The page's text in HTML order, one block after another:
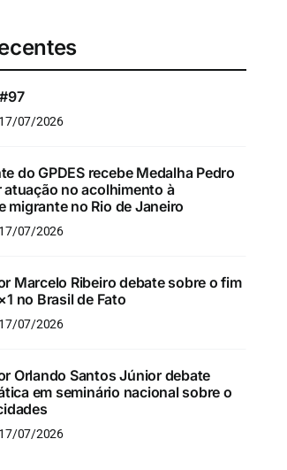
07/2026
do GPDES recebe Medalha Pedro
atuação no acolhimento à
migrante no Rio de Janeiro
07/2026
Marcelo Ribeiro debate sobre o fim
no Brasil de Fato
07/2026
Orlando Santos Júnior debate
em seminário nacional sobre o
07/2026